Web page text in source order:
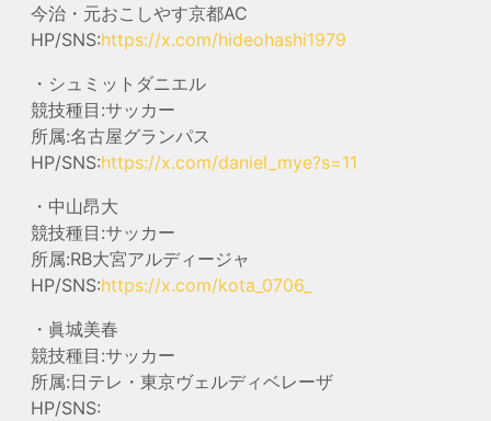
今治・元おこしやす京都AC
HP/SNS:https://x.com/hideohashi1979
・シュミットダニエル
競技種目:サッカー
所属:名古屋グランパス
HP/SNS:https://x.com/daniel_mye?s=11
・中山昂大
競技種目:サッカー
所属:RB大宮アルディージャ
HP/SNS:https://x.com/kota_0706_
・眞城美春
競技種目:サッカー
所属:日テレ・東京ヴェルディベレーザ
HP/SNS: